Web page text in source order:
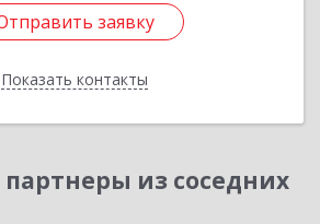
заявку
Показать контакты
заявку
Назад
из соседних